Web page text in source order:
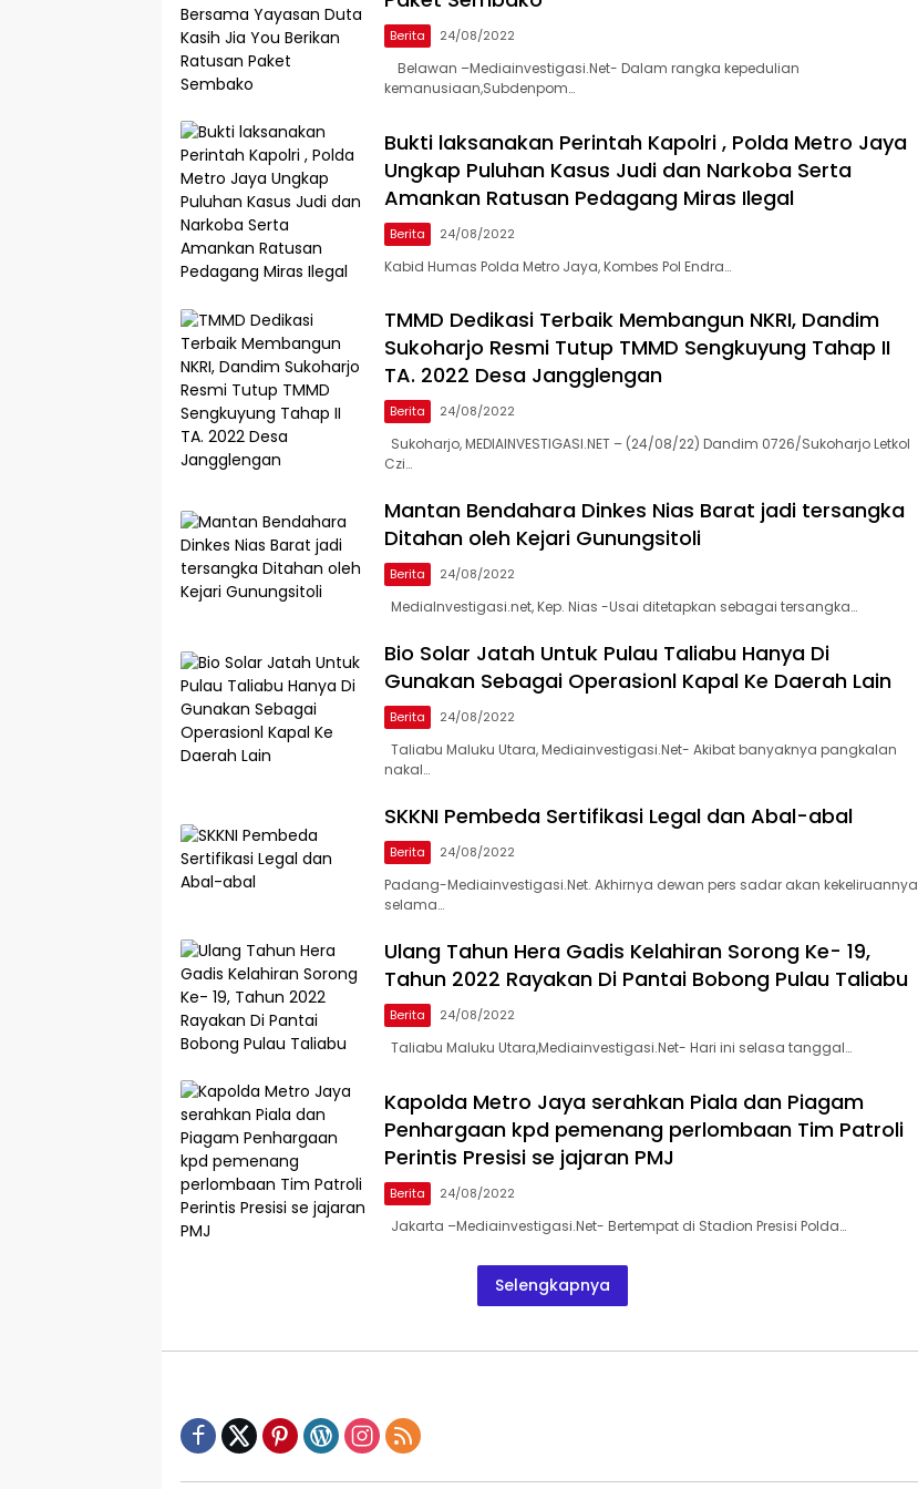
Berita 24/08/2022
Belawan –Mediainvestigasi.Net- Dalam rangka kepedulian
kemanusiaan,Subdenpom…
Media
Investigasi
– Media
Berita
Online
Bukti laksanakan Perintah Kapolri , Polda Metro Jaya
Ungkap Puluhan Kasus Judi dan Narkoba Serta
Amankan Ratusan Pedagang Miras Ilegal
Berita 24/08/2022
Kabid Humas Polda Metro Jaya, Kombes Pol Endra…
TMMD Dedikasi Terbaik Membangun NKRI, Dandim
Sukoharjo Resmi Tutup TMMD Sengkuyung Tahap II
TA. 2022 Desa Jangglengan
Berita 24/08/2022
Sukoharjo, MEDIAINVESTIGASI.NET – (24/08/22) Dandim 0726/Sukoharjo Letkol
Czi…
Mantan Bendahara Dinkes Nias Barat jadi tersangka
Ditahan oleh Kejari Gunungsitoli
Berita 24/08/2022
MediaInvestigasi.net, Kep. Nias -Usai ditetapkan sebagai tersangka…
Bio Solar Jatah Untuk Pulau Taliabu Hanya Di
Gunakan Sebagai Operasionl Kapal Ke Daerah Lain
Berita 24/08/2022
Taliabu Maluku Utara, Mediainvestigasi.Net- Akibat banyaknya pangkalan
nakal…
SKKNI Pembeda Sertifikasi Legal dan Abal-abal
Berita 24/08/2022
Padang-Mediainvestigasi.Net. Akhirnya dewan pers sadar akan kekeliruannya
selama…
Ulang Tahun Hera Gadis Kelahiran Sorong Ke- 19,
Tahun 2022 Rayakan Di Pantai Bobong Pulau Taliabu
Berita 24/08/2022
Taliabu Maluku Utara,Mediainvestigasi.Net- Hari ini selasa tanggal…
Kapolda Metro Jaya serahkan Piala dan Piagam
Penhargaan kpd pemenang perlombaan Tim Patroli
Perintis Presisi se jajaran PMJ
Berita 24/08/2022
Jakarta –Mediainvestigasi.Net- Bertempat di Stadion Presisi Polda…
Selengkapnya